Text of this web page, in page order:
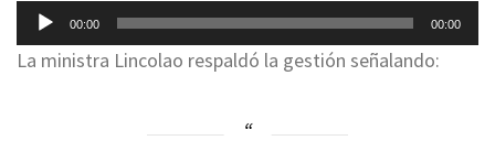
Reproductor
de
audio
00:00 00:00
La ministra Lincolao respaldó la gestión señalando: